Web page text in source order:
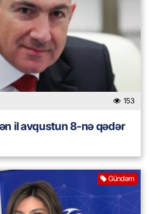
153
il avqustun 8-nə qədər
Gündəm